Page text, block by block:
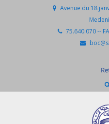
Avenue du 18
75.640.070 --